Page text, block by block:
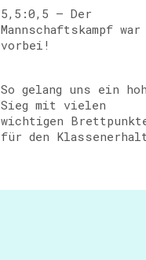
5,5:0,5 – Der
Mannschaftskampf war
vorbei!
So gelang uns ein
Sieg mit vielen
wichtigen
für den